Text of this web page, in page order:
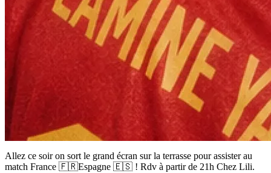
Allez ce soir on sort le grand écran sur la terrasse pour assister au
match France 🇫🇷Espagne 🇪🇸 ! Rdv à partir de 21h Chez Lili.